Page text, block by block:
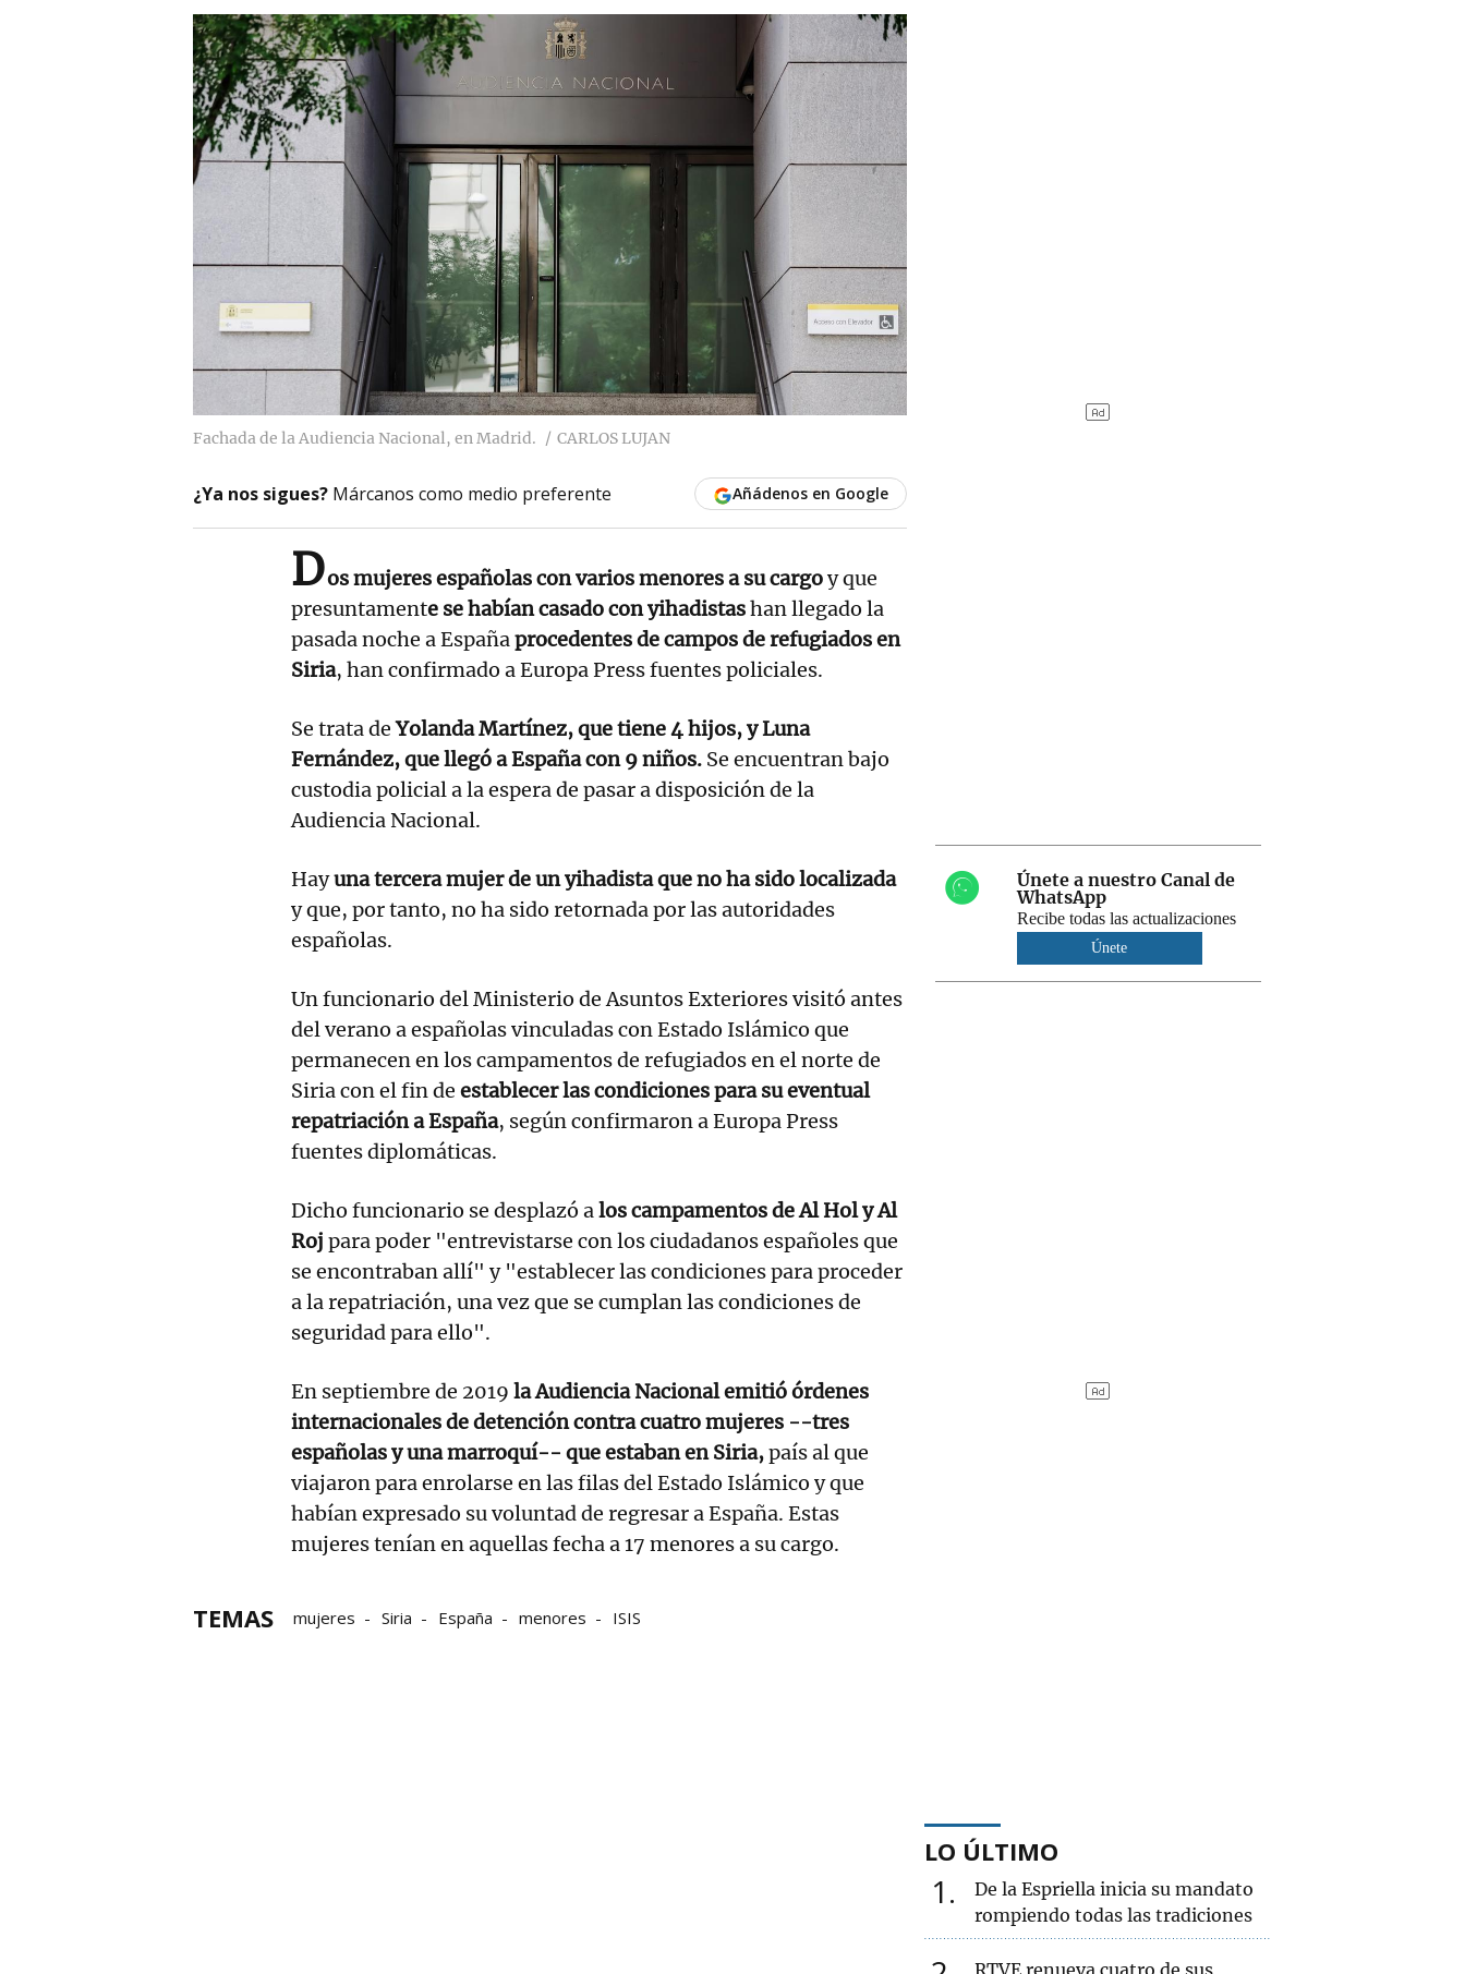
Fachada de la Audiencia Nacional, en Madrid. CARLOS LUJAN
¿Ya nos sigues? Márcanos como medio preferente Añádenos en Google
Dos mujeres españolas con varios menores a su cargoy que
presuntamente se habían casado con yihadistashan llegado la
pasada noche a Españaprocedentes de campos de refugiados en
Siria, han confirmado a Europa Press fuentes policiales.
Se trata deYolanda Martínez, que tiene 4 hijos, y Luna
Fernández, que llegó a España con 9 niños. Se encuentran bajo
custodia policial a la espera de pasar a disposición de la
Audiencia Nacional.
Hayuna tercera mujer de un yihadista que no ha sido localizada
y que, por tanto, no ha sido retornada por las autoridades
españolas.
Un funcionario del Ministerio de Asuntos Exteriores visitó antes
del verano a españolas vinculadas con Estado Islámico que
permanecen en los campamentos de refugiados en el norte de
Siria con el fin de establecer las condiciones para su eventual
repatriación a España, según confirmaron a Europa Press
fuentes diplomáticas.
Dicho funcionario se desplazó alos campamentos de Al Hol y Al
Roj para poder "entrevistarse con los ciudadanos españoles que
se encontraban allí" y "establecer las condiciones para proceder
a la repatriación, una vez que se cumplan las condiciones de
seguridad para ello".
En septiembre de 2019 la Audiencia Nacional emitió órdenes
internacionales de detención contra cuatro mujeres --tres
españolas y una marroquí-- que estaban en Siria,país al que
viajaron para enrolarse en las filas del Estado Islámico y que
habían expresado su voluntad de regresar a España. Estas
mujeres tenían en aquellas fecha a 17 menores a su cargo.
TEMAS mujeres Siria España menores ISIS
Únete a nuestro Canal de
WhatsApp
Recibe todas las actualizaciones
Únete
LO ÚLTIMO
1
De la Espriella inicia su mandato
rompiendo todas las tradiciones
RTVE renueva cuatro de sus